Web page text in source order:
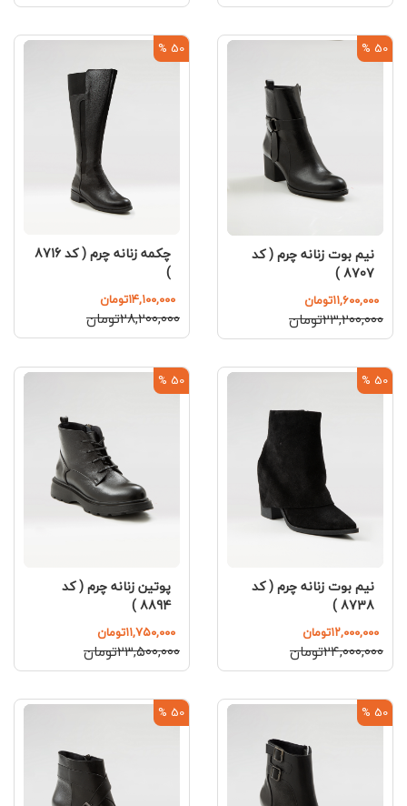
50 %
نیم بوت زنانه چرم ( کد
8707 )
۱۱,۶۰۰,۰۰۰تومان
۲۳,۲۰۰,۰۰۰تومان
50 %
چکمه زنانه چرم ( کد 8716
)
۱۴,۱۰۰,۰۰۰تومان
۲۸,۲۰۰,۰۰۰تومان
50 %
نیم بوت زنانه چرم ( کد
8738 )
۱۲,۰۰۰,۰۰۰تومان
۲۴,۰۰۰,۰۰۰تومان
50 %
پوتین زنانه چرم ( کد
8894 )
۱۱,۷۵۰,۰۰۰تومان
۲۳,۵۰۰,۰۰۰تومان
50 %
50 %